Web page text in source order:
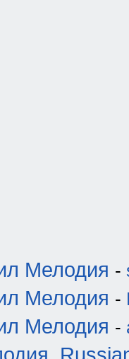
Мелодия -
Мелодия -
Мелодия -